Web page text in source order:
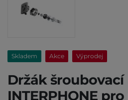
Skladem Akce Výprodej
Držák šroubovací
INTERPHONE